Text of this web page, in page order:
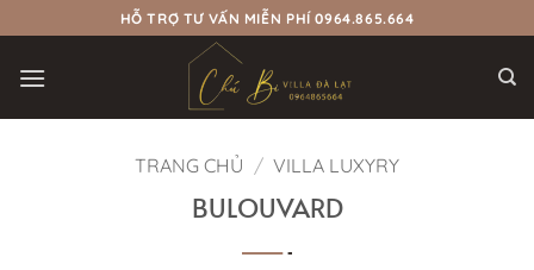
qua
nội
HỖ TRỢ TƯ VẤN MIỄN PHÍ 0964.865.664
TRANG CHỦ / VILLA LUXYRY
BULOUVARD